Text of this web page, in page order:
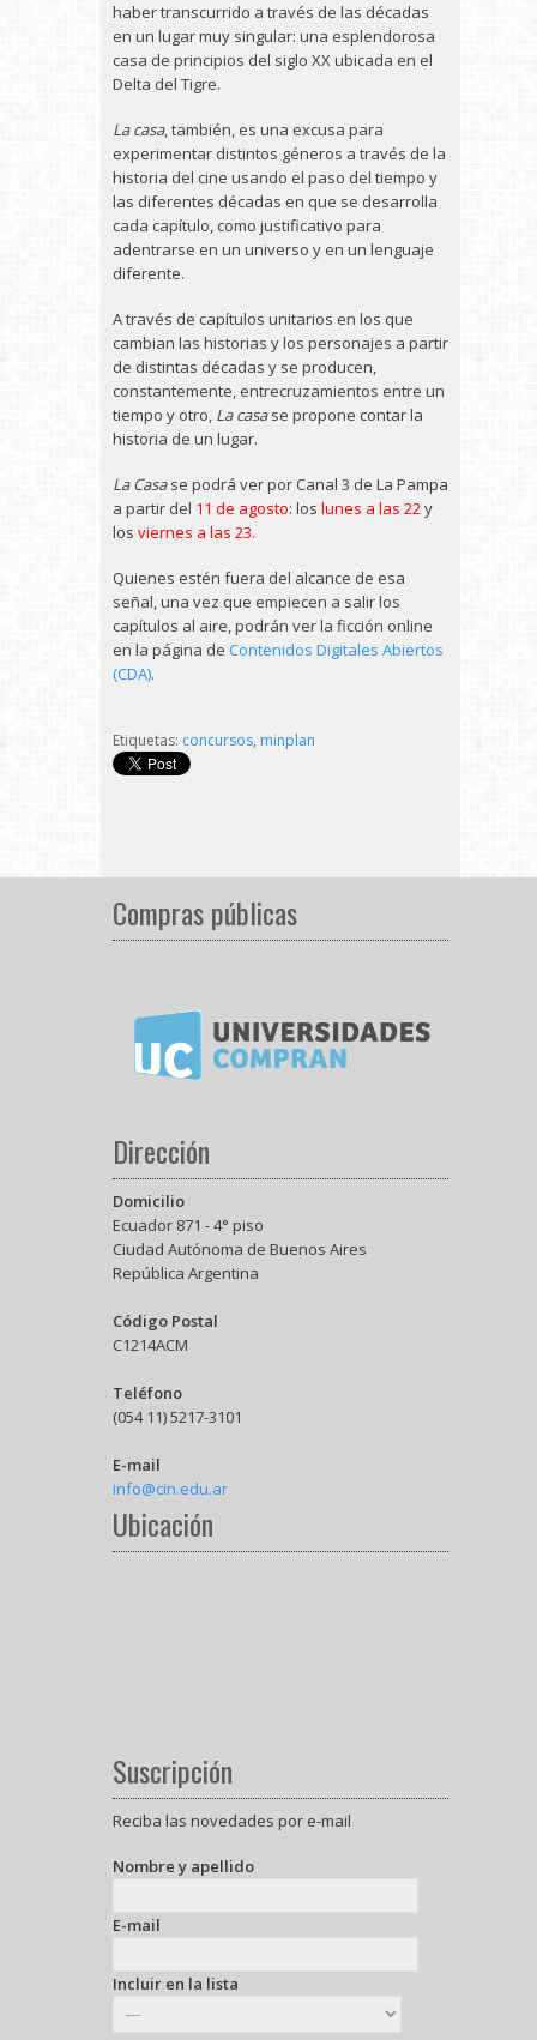
haber transcurrido a través de las décadas
en un lugar muy singular: una esplendorosa
casa de principios del siglo XX ubicada en el
Delta del Tigre.
La casa, también, es una excusa para
experimentar distintos géneros a través de la
historia del cine usando el paso del tiempo y
las diferentes décadas en que se desarrolla
cada capítulo, como justificativo para
adentrarse en un universo y en un lenguaje
diferente.
A través de capítulos unitarios en los que
cambian las historias y los personajes a partir
de distintas décadas y se producen,
constantemente, entrecruzamientos entre un
tiempo y otro, La casase propone contar la
historia de un lugar.
La Casase podrá ver por Canal 3 de La Pampa
a partir del 11 de agosto: los lunes a las 22y
los viernes a las 23.
Quienes estén fuera del alcance de esa
señal, una vez que empiecen a salir los
capítulos al aire, podrán ver la ficción online
en la página de Contenidos Digitales Abiertos
(CDA).
Etiquetas: concursos, minplan
Compras públicas
Dirección
Domicilio
Ecuador 871 - 4° piso
Ciudad Autónoma de Buenos Aires
República Argentina
Código Postal
C1214ACM
Teléfono
(054 11) 5217-3101
E-mail
info@cin.edu.ar
Ubicación
Suscripción
Reciba las novedades por e-mail
Nombre y apellido
E-mail
Incluir en la lista